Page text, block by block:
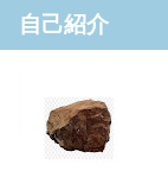
自己紹介